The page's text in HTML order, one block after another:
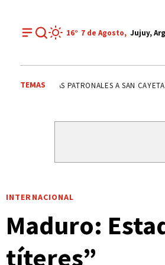
16° 7 de Agosto, Jujuy,
TEMAS FIESTAS PATRONALES A SAN
INTERNACIONAL
Maduro:
títeres”